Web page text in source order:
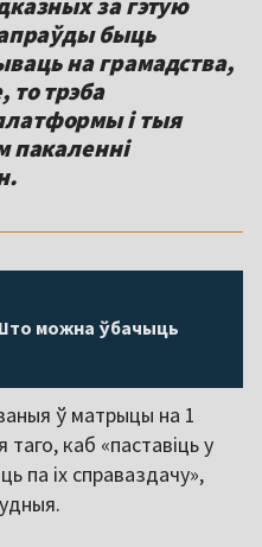
быць
на грамадства,
то трэба
і тыя
пакаленні
працуюць», – сказаў ён.
Што можна ўбачыць
ў матрыцы на 1
каб «паставіць у
па іх справаздачу»,